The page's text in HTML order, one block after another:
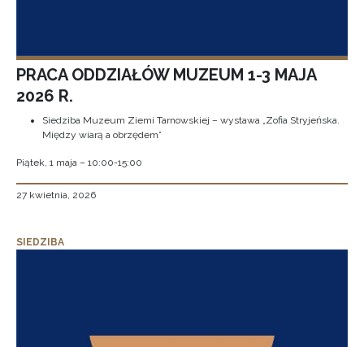
PRACA ODDZIAŁÓW MUZEUM 1-3 MAJA
2026 R.
Siedziba Muzeum Ziemi Tarnowskiej – wystawa „Zofia Stryjeńska.
Między wiarą a obrzędem”
Piątek, 1 maja – 10:00-15:00
27 kwietnia, 2026
SIEDZIBA